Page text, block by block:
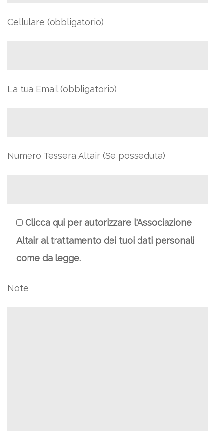
Cellulare (obbligatorio)
La tua Email (obbligatorio)
Numero Tessera Altair (Se posseduta)
Clicca qui per autorizzare l'Associazione
Altair al trattamento dei tuoi dati personali
come da legge.
Note